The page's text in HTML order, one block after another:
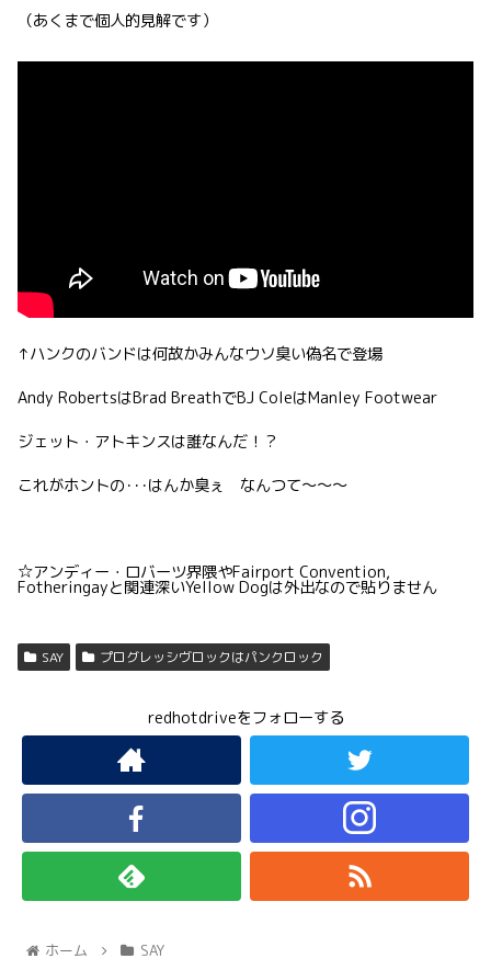
（あくまで個人的見解です）
↑ハンクのバンドは何故かみんなウソ臭い偽名で登場
Andy RobertsはBrad BreathでBJ ColeはManley Footwear
ジェット・アトキンスは誰なんだ！？
これがホントの･･･はんか臭ぇ なんつて〜〜〜
☆アンディー・ロバーツ界隈やFairport Convention,
Fotheringayと関連深いYellow Dogは外出なので貼りません
SAY プログレッシヴロックはパンクロック
redhotdriveをフォローする
ホーム SAY